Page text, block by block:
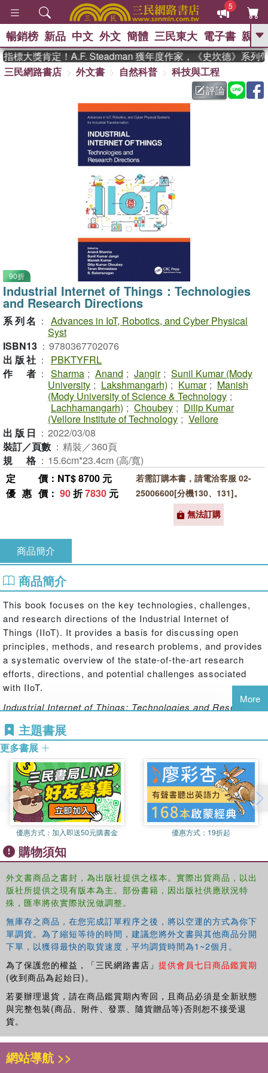
5
GO
熱搜： 東野圭吾 、 高希均教授回憶錄
父親節 、 如果歷
暑期推薦 、 國際布克
獎 臺灣漫遊錄 、 方念華
登輝時代 、
偉大的迷走神經
暢銷榜 新品 中文 外文 簡體 三民東大 電子書 親子
標大獎肯定！A.F. Steadman 獲年度作家，《史坎德》系列帶
三民網路書店
外文書 自然科普
科技與工程
評論
90折
Industrial Internet of Things：Technologies
and Research Directions
系列名 ： Advances in IoT, Robotics, and Cyber Physical
Syst
ISBN13 ： 9780367702076
出版社 ：
PBKTYFRL
作者 ： Sharma ; Anand ; Jangir ; Sunil Kumar (Mody
University ; Lakshmangarh) ; Kumar ; Manish
(Mody University of Science & Technology ;
Lachhamangarh) ; Choubey ; Dilip Kumar
(Vellore Institute of Technology ; Vellore
出版日 ： 2022/03/08
裝訂／頁數 ： 精裝／360頁
規格 ： 15.6cm*23.4cm (高/寬)
定價 ：NT$ 8700 元
優惠價 ： 90折7830 元
若需訂購本書，請電洽客服 02-
25006600[分機130、131]。
無法訂購
商品簡介
商品簡介
This book focuses on the key technologies, challenges,
and research directions of the Industrial Internet of
Things (IIoT). It provides a basis for discussing open
principles, methods, and research problems, and provides
a systematic overview of the state-of-the-art research
efforts, directions, and potential challenges associated
with IIoT.
Industrial Internet of Things: Technologies and Research
be the largest and fastest-growing segment of the market.
It explores the collaborative development of high-
performance telecommunications, military, industrial, and
general-purpose embedded computing applications, and
offers a systematic overview of the state-of-the-art
research efforts and new potential directions.
Researchers, academicians, and professionals working in
this inter-disciplinary area will be interested in this book.
More
主題書展
更多書展
優惠方式： 加入即送50元購書金 優惠方式： 19折起
購物須知
外文書商品之書封，為出版社提供之樣本。實際出貨商品，以出
版社所提供之現有版本為主。部份書籍，因出版社供應狀況特
殊，匯率將依實際狀況做調整。
無庫存之商品，在您完成訂單程序之後，將以空運的方式為你下
單調貨。為了縮短等待的時間，建議您將外文書與其他商品分開
下單，以獲得最快的取貨速度，平均調貨時間為1~2個月。
為了保護您的權益，「三民網路書店」 提供會員七日商品鑑賞期
(收到商品為起始日)。
若要辦理退貨，請在商品鑑賞期內寄回，且商品必須是全新狀態
與完整包裝(商品、附件、發票、隨貨贈品等)否則恕不接受退
貨。
網站導航 >>